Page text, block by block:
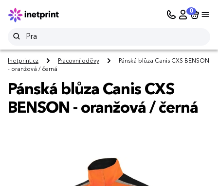
0
Inetprint.cz Pracovní oděvy
Pánská blůza Canis CXS BENSON
- oranžová / černá
Pánská blůza Canis CXS
BENSON - oranžová / černá